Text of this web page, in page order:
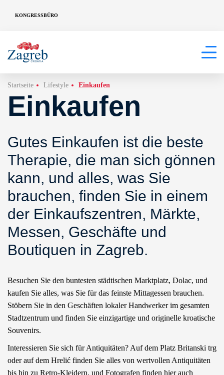
KONGRESSBÜRO
Startseite Lifestyle Einkaufen
Einkaufen
Gutes Einkaufen ist die beste
Therapie, die man sich gönnen
kann, und alles, was Sie
brauchen, finden Sie in einem
der Einkaufszentren, Märkte,
Messen, Geschäfte und
Boutiquen in Zagreb.
Besuchen Sie den buntesten städtischen Marktplatz, Dolac, und
kaufen Sie alles, was Sie für das feinste Mittagessen brauchen.
Stöbern Sie in den Geschäften lokaler Handwerker im gesamten
Stadtzentrum und finden Sie einzigartige und originelle kroatische
Souvenirs.
Interessieren Sie sich für Antiquitäten? Auf dem Platz Britanski trg
oder auf dem Hrelić finden Sie alles von wertvollen Antiquitäten
bis hin zu Retro-Kleidern, und Fotografen finden hier auch